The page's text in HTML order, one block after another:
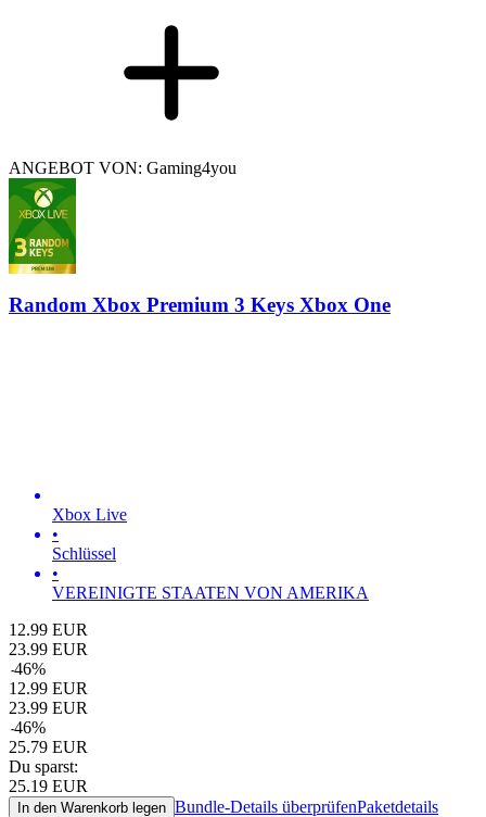
ANGEBOT VON: Gaming4you
Random Xbox Premium 3 Keys Xbox One
Xbox Live
•
Schlüssel
•
VEREINIGTE STAATEN VON AMERIKA
12.99 EUR
23.99 EUR
-46%
12.99 EUR
23.99 EUR
-46%
25.79 EUR
Du sparst:
25.19 EUR
In den Warenkorb legen Bundle-Details überprüfenPaketdetails